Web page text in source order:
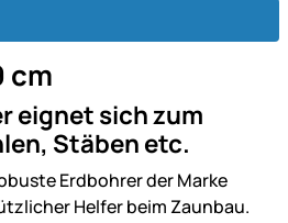
cm
eignet sich zum
Stäben etc.
Erdbohrer der Marke
Helfer beim Zaunbau.